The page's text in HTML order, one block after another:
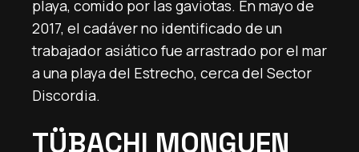
playa, comido por las gaviotas. En mayo de
2017, el cadáver no identificado de un
trabajador asiático fue arrastrado por el mar
a una playa del Estrecho, cerca del Sector
Discordia.
TÜBACHI MONGUEN